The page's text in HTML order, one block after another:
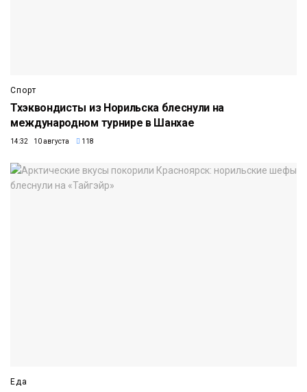
Спорт
Тхэквондисты из Норильска блеснули на
международном турнире в Шанхае
14:32 10 августа 118
Еда